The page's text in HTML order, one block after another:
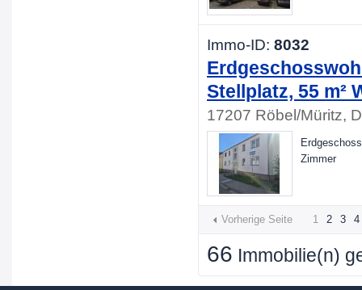
Immo-ID: 8032
Stellplatz, 55 m²
17207 Röbel/Müritz,
Zimmer
Vorherige Seite 1 2 3 4
66 Immobilie(n)